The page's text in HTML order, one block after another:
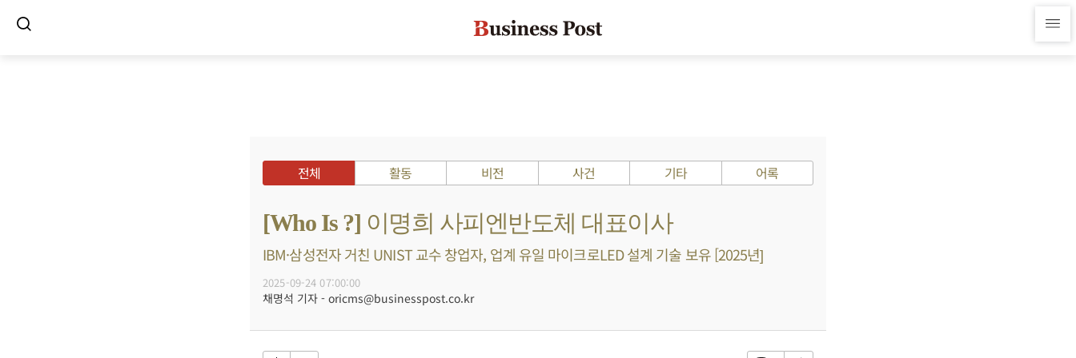
전체 활동 비전 사건 기타 어록
[Who Is ?] 이명희 사피엔반도체 대표이사
IBM·삼성전자 거친 UNIST 교수 창업자, 업계 유일 마이크로LED 설계 기술 보유 [2025년]
2025-09-24 07:00:00
채명석 기자 - oricms@businesspost.co.kr